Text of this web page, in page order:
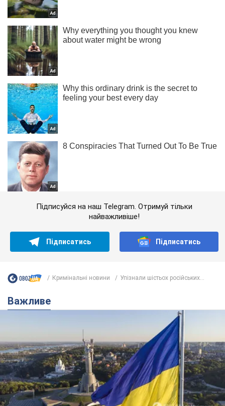
Підписуйся на наш Telegram. Отримуй тільки
найважливіше!
Підписатись Підписатись
Кримінальні новини Упізнали шістьох російських...
Важливе